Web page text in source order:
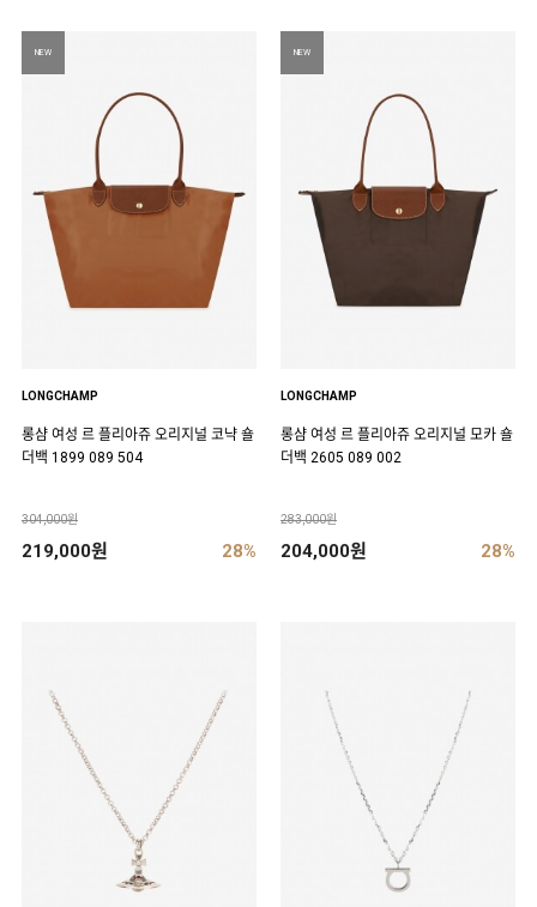
NEW
LONGCHAMP
롱샴 여성 르 플리아쥬 오리지널 코냑 숄
더백 1899 089 504
304,000원
219,000원 28%
NEW
LONGCHAMP
롱샴 여성 르 플리아쥬 오리지널 모카 숄
더백 2605 089 002
283,000원
204,000원 28%